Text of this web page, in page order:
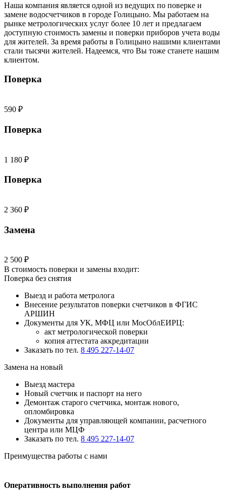
Наша компания является одной из ведущих по поверке и
замене водосчетчиков в городе Голицыно. Мы работаем на
рынке метрологических услуг более 10 лет и предлагаем
доступную стоимость замены и поверки приборов учета воды
для жителей. За время работы в Голицыно нашими клиентами
стали тысячи жителей. Надеемся, что Вы тоже станете нашим
клиентом.
Поверка
590 ₽
Поверка
1 180 ₽
Поверка
2 360 ₽
Замена
2 500 ₽
В стоимость поверки и замены входит:
Поверка без снятия
Выезд и работа метролога
Внесение результатов поверки счетчиков в ФГИС
АРШИН
Документы для УК, МФЦ или МосОблЕИРЦ:
акт метрологической поверки
копия аттестата аккредитации
Заказать по тел. 8 495 227-14-07
Замена на новый
Выезд мастера
Новый счетчик и паспорт на него
Демонтаж старого счетчика, монтаж нового,
опломбировка
Документы для управляющей компании, расчетного
центра или МЦФ
Заказать по тел. 8 495 227-14-07
Преимущества работы с нами
Оперативность выполнения работ